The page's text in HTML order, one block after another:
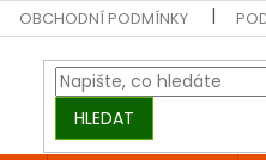
OBCHODNÍ PODMÍNKY
HLEDAT